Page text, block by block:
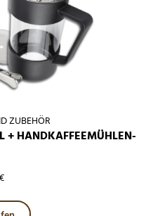
ZUBEHÖR
+ HANDKAFFEEMÜHLEN-